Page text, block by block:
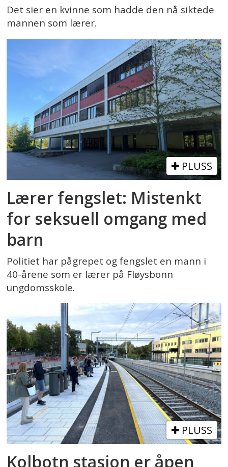
Det sier en kvinne som hadde den nå siktede
mannen som lærer.
PLUSS
Lærer fengslet: Mistenkt
for seksuell omgang med
barn
Politiet har pågrepet og fengslet en mann i
40-årene som er lærer på Fløysbonn
ungdomsskole.
PLUSS
Kolbotn stasjon er åpen